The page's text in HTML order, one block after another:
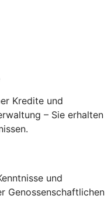
Kredite und
– Sie erhalten
und
Genossenschaftlichen